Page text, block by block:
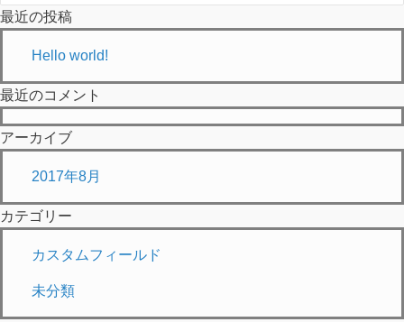
最近の投稿
Hello world!
最近のコメント
アーカイブ
2017年8月
カテゴリー
カスタムフィールド
未分類